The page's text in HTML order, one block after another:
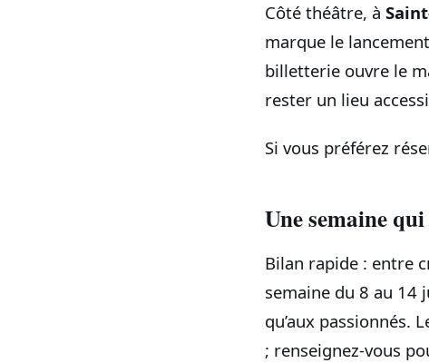
Côté théâtre, à
marque le
billetterie ouvre le
rester un lieu
Si vous préférez
Une semaine
Bilan rapide : entre
semaine du 8 au 14
qu’aux passionnés.
; renseignez-vous